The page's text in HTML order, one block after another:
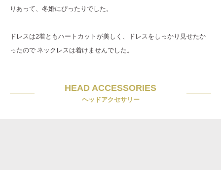
りあって、冬婚にぴったりでした。
ドレスは2着ともハートカットが美しく、ドレスをしっかり見せたか
ったので ネックレスは着けませんでした。
HEAD ACCESSORIES
ヘッドアクセサリー